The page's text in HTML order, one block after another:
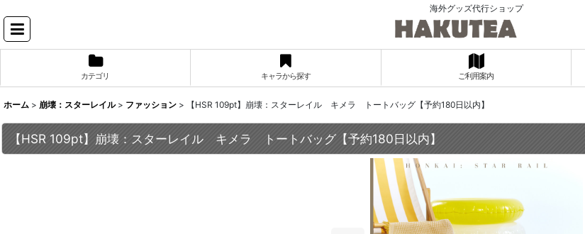
海外グッズ代行ショップ
カテゴリ キャラから探す ご利用案内
ホーム > 崩壊：スターレイル > ファッション > 【HSR 109pt】崩壊：スターレイル キメラ トートバッグ【予約180日以内】
【HSR 109pt】崩壊：スターレイル キメラ トートバッグ【予約180日以内】